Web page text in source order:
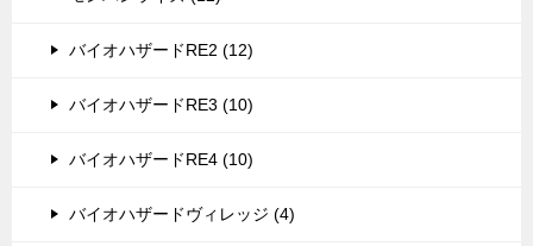
バイオハザードRE2 (12)
バイオハザードRE3 (10)
バイオハザードRE4 (10)
バイオハザードヴィレッジ (4)